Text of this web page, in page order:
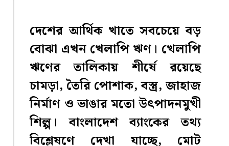
দেশের আর্থিক খাতে সবচেয়ে বড়
বোঝা এখন খেলাপি ঋণ। খেলাপি
ঋণের তালিকায় শীর্ষে রয়েছে
চামড়া, তৈরি পোশাক, বস্ত্র, জাহাজ
নির্মাণ ও ভাঙার মতো উৎপাদনমুখী
শিল্প। বাংলাদেশ ব্যাংকের তথ্য
বিশ্লেষণে দেখা যাচ্ছে, মোট